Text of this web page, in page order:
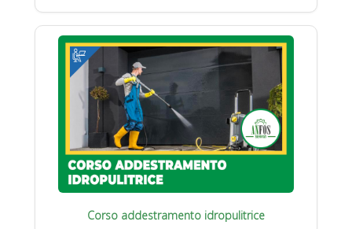
Corso addestramento idropulitrice